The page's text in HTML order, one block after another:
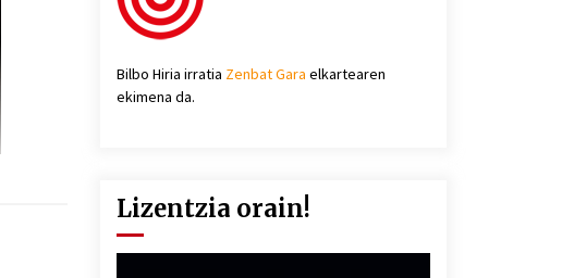
Bilbo Hiria irratia Zenbat Gara elkartearen
ekimena da.
Lizentzia orain!